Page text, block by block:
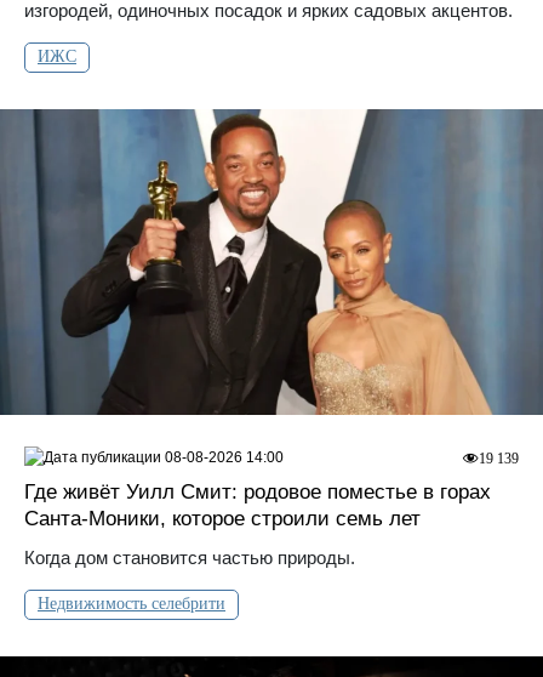
изгородей, одиночных посадок и ярких садовых акцентов.
ИЖС
Где живёт Уилл Смит: родовое поместье в горах
Санта‑Моники, которое строили семь лет
Когда дом становится частью природы.
Недвижимость селебрити
19 139
08-08-2026 14:00